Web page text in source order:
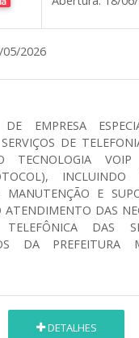
05/2026
DE EMPRESA
DE
TECNOLOGIA VOIP
INCLUINDO
MANUTENÇÃO E
ATENDIMENTO DAS
TELEFÔNICA DAS
DA PREFEITURA
DETALHES